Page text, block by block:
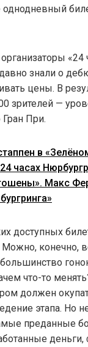
«24
знали о
цены. В
зрителей —
При.
в
часах
Макс
доступных
конечно,
что-то
должен
этапа. Но
преданные
деньги,